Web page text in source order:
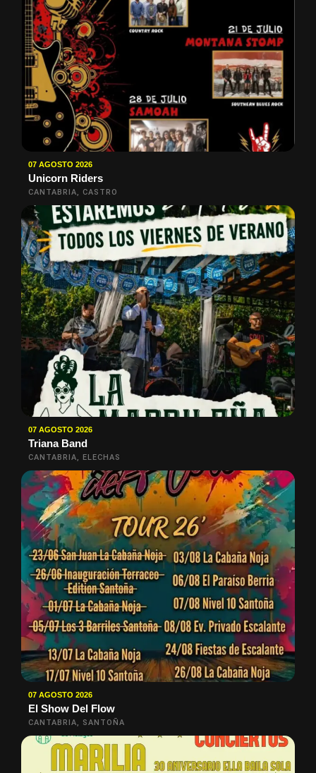
07 AGOSTO 2026
Unicorn Riders
CANTABRIA, CASTRO
07 AGOSTO 2026
Triana Band
CANTABRIA, ELECHAS
07 AGOSTO 2026
El Show Del Flow
CANTABRIA, SANTOÑA